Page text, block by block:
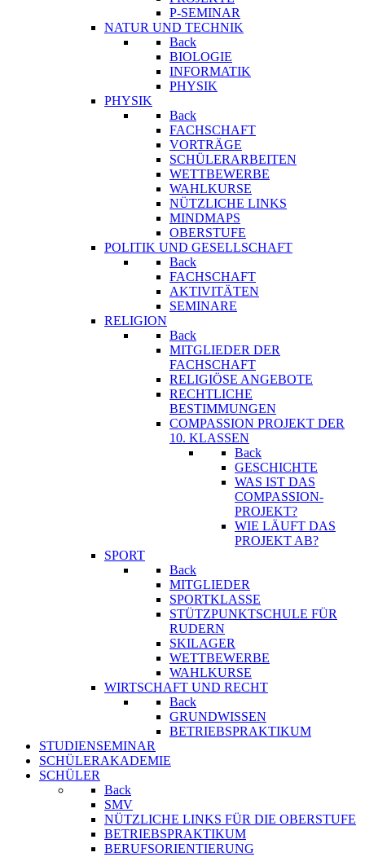
P-SEMINAR
NATUR UND TECHNIK
Back
BIOLOGIE
INFORMATIK
PHYSIK
PHYSIK
Back
FACHSCHAFT
VORTRÄGE
SCHÜLERARBEITEN
WETTBEWERBE
WAHLKURSE
NÜTZLICHE LINKS
MINDMAPS
OBERSTUFE
POLITIK UND GESELLSCHAFT
Back
FACHSCHAFT
AKTIVITÄTEN
SEMINARE
RELIGION
Back
MITGLIEDER DER
FACHSCHAFT
RELIGIÖSE ANGEBOTE
RECHTLICHE
BESTIMMUNGEN
COMPASSION PROJEKT DER
10. KLASSEN
Back
GESCHICHTE
WAS IST DAS
COMPASSION-
PROJEKT?
WIE LÄUFT DAS
PROJEKT AB?
SPORT
Back
MITGLIEDER
SPORTKLASSE
STÜTZPUNKTSCHULE FÜR
RUDERN
SKILAGER
WETTBEWERBE
WAHLKURSE
WIRTSCHAFT UND RECHT
Back
GRUNDWISSEN
BETRIEBSPRAKTIKUM
STUDIENSEMINAR
SCHÜLERAKADEMIE
SCHÜLER
Back
SMV
NÜTZLICHE LINKS FÜR DIE OBERSTUFE
BETRIEBSPRAKTIKUM
BERUFSORIENTIERUNG